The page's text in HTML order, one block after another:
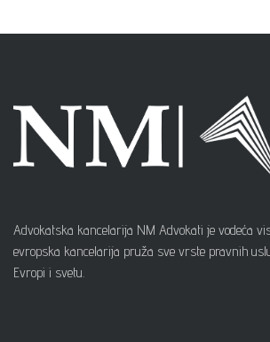
Advokatska kancelarija NM Advokati je vodeća
evropska kancelarija pruža sve vrste pravnih
Evropi i svetu.